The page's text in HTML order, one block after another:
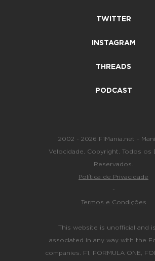
TWITTER
INSTAGRAM
THREADS
PODCAST
2002 - 2026 F1Mania.net -
Velocidade. Copyright. Todos os
Reservados.
Política de Privacidade
-
Termos e Condições
This website is unofficial and
associated in any way with the
companies. F1, FORMULA ONE,